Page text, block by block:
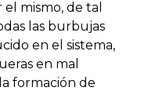
mismo, de tal
las burbujas
en el sistema,
en mal
formación de